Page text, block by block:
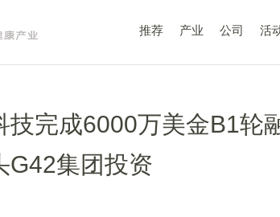
推荐 产业 公司 活
技完成6000万美金B1轮
G42集团投资